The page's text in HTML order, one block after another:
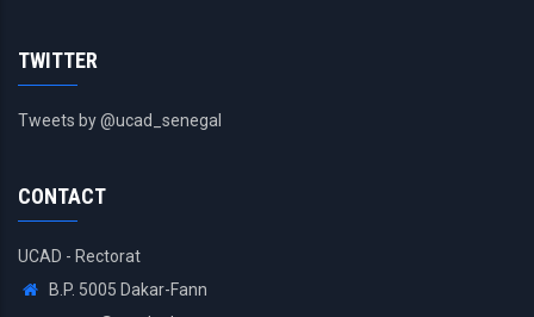
TWITTER
Tweets by @ucad_senegal
CONTACT
UCAD - Rectorat
B.P. 5005 Dakar-Fann